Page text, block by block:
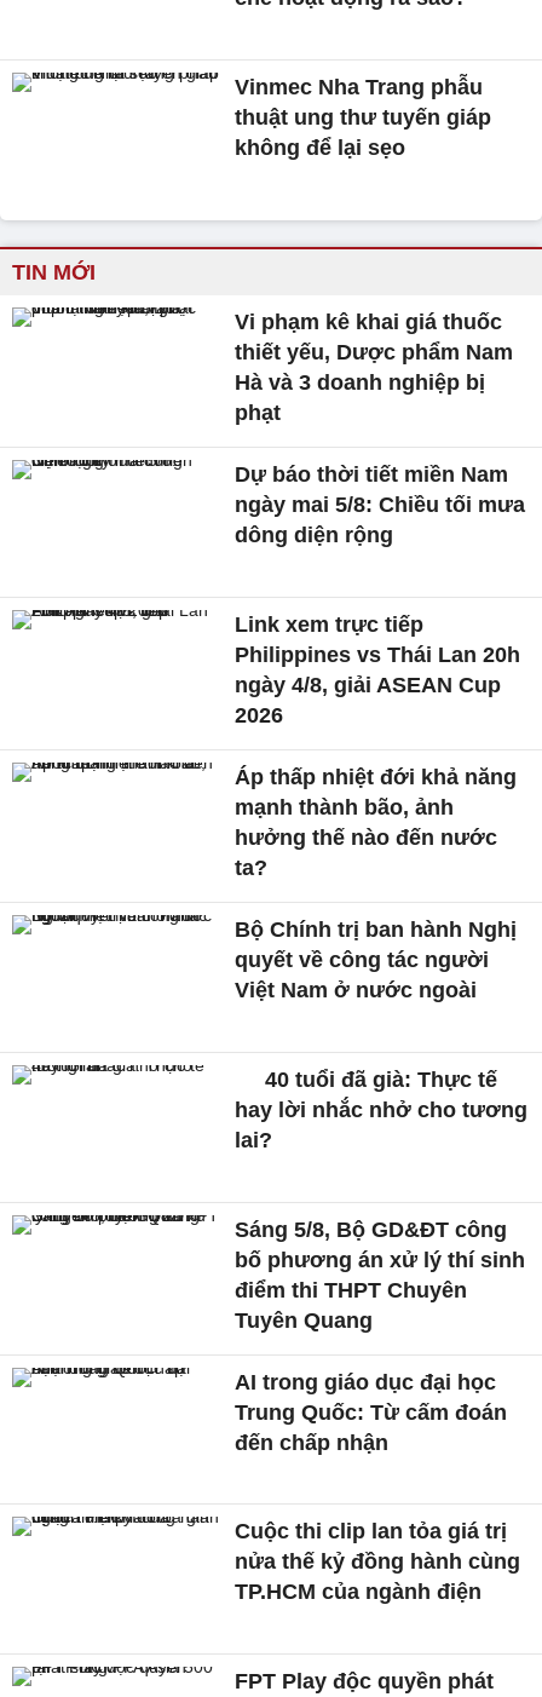
Vinmec Nha Trang phẫu
thuật ung thư tuyến giáp
không để lại sẹo
TIN MỚI
Vi phạm kê khai giá thuốc
thiết yếu, Dược phẩm Nam
Hà và 3 doanh nghiệp bị
phạt
Dự báo thời tiết miền Nam
ngày mai 5/8: Chiều tối mưa
dông diện rộng
Link xem trực tiếp
Philippines vs Thái Lan 20h
ngày 4/8, giải ASEAN Cup
2026
Áp thấp nhiệt đới khả năng
mạnh thành bão, ảnh
hưởng thế nào đến nước
ta?
Bộ Chính trị ban hành Nghị
quyết về công tác người
Việt Nam ở nước ngoài
40 tuổi đã già: Thực tế
hay lời nhắc nhở cho tương
lai?
Sáng 5/8, Bộ GD&ĐT công
bố phương án xử lý thí sinh
điểm thi THPT Chuyên
Tuyên Quang
AI trong giáo dục đại học
Trung Quốc: Từ cấm đoán
đến chấp nhận
Cuộc thi clip lan tỏa giá trị
nửa thế kỷ đồng hành cùng
TP.HCM của ngành điện
FPT Play độc quyền phát